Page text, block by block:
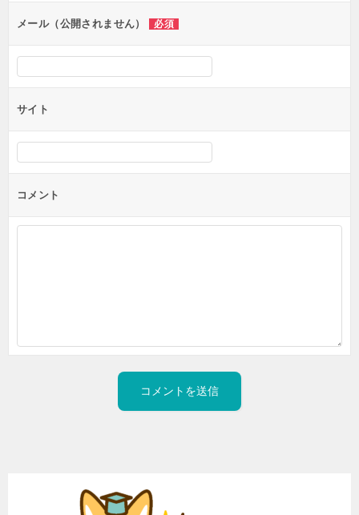
メール（公開されません） 必須
サイト
コメント